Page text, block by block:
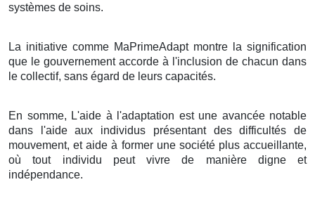
systèmes de soins.
La initiative comme MaPrimeAdapt montre la signification
que le gouvernement accorde à l'inclusion de chacun dans
le collectif, sans égard de leurs capacités.
En somme, L'aide à l'adaptation est une avancée notable
dans l'aide aux individus présentant des difficultés de
mouvement, et aide à former une société plus accueillante,
où tout individu peut vivre de manière digne et
indépendance.